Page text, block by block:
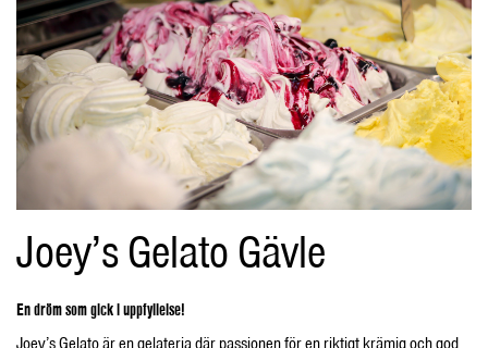
Joey’s Gelato Gävle
En dröm som gick i uppfyllelse!
Joey’s Gelato är en gelateria där passionen för en riktigt krämig och god